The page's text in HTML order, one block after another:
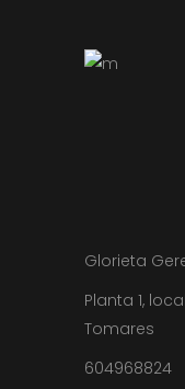
Glorieta
Planta 1,
Tomares
604968824